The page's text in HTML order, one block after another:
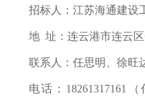
招标人：江苏海通建设
地 址：连云港市连云区
联系人： 任思明、徐旺
电话： 18261317161